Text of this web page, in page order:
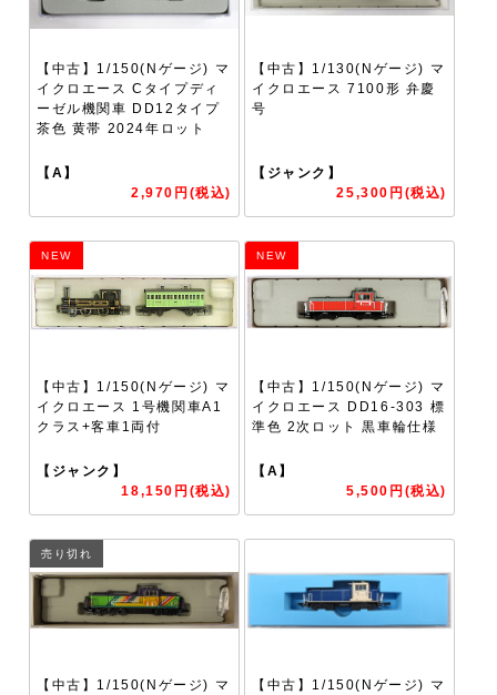
【中古】1/150(Nゲージ) マ
イクロエース Cタイプディ
ーゼル機関車 DD12タイプ
茶色 黄帯 2024年ロット
【A】
2,970円(税込)
【中古】1/130(Nゲージ) マ
イクロエース 7100形 弁慶
号
【ジャンク】
25,300円(税込)
NEW
【中古】1/150(Nゲージ) マ
イクロエース 1号機関車A1
クラス+客車1両付
【ジャンク】
18,150円(税込)
NEW
【中古】1/150(Nゲージ) マ
イクロエース DD16-303 標
準色 2次ロット 黒車輪仕様
【A】
5,500円(税込)
売り切れ
【中古】1/150(Nゲージ) マ
【中古】1/150(Nゲージ) マ